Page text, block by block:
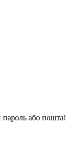
пароль або пошта!